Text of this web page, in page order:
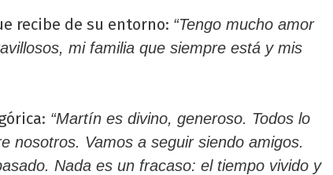
recibe de su entorno: “Tengo mucho amor
mi familia que siempre está y mis
“Martín es divino, generoso. Todos lo
nosotros. Vamos a seguir siendo amigos.
Nada es un fracaso: el tiempo vivido y